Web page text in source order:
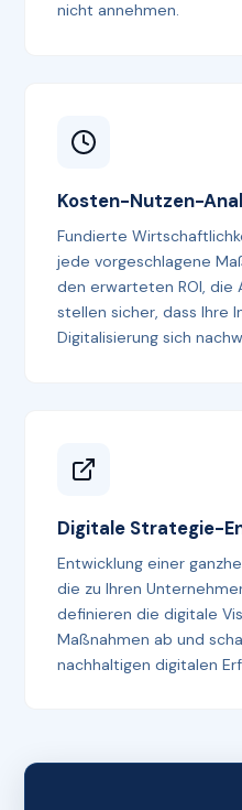
nicht annehmen.
Kosten-Nutzen-
Fundierte
jede vorgeschlagene
den erwarteten ROI, die
stellen sicher, dass Ihre
Digitalisierung sich
Digitale Strategie-
Entwicklung einer
die zu Ihren
definieren die digitale
Maßnahmen ab und
nachhaltigen digitalen